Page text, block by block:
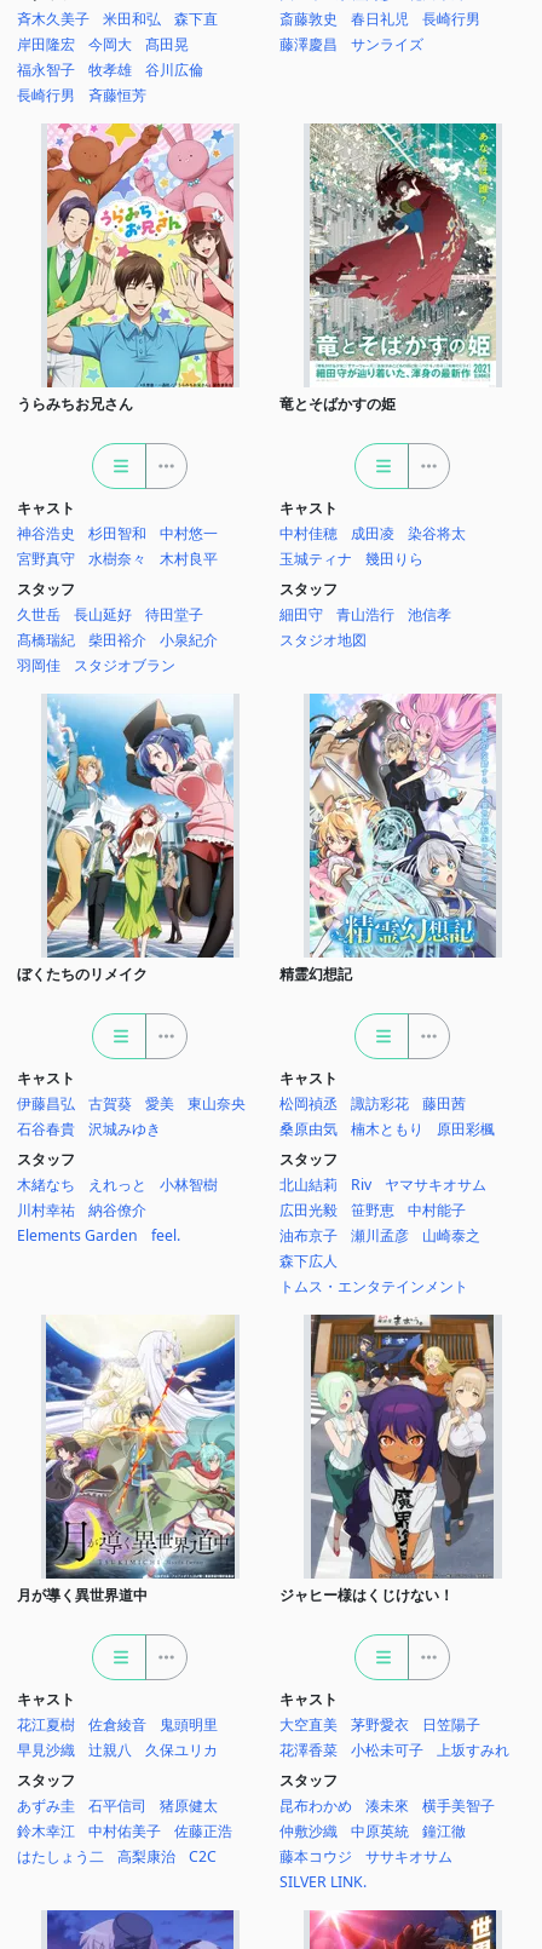
斉木久美子
米田和弘
森下直
岸田隆宏
今岡大
髙田晃
福永智子
牧孝雄
谷川広倫
長崎行男
斉藤恒芳
斎藤敦史
春日礼児
長崎行男
藤澤慶昌
サンライズ
うらみちお兄さん
キャスト
神谷浩史
杉田智和
中村悠一
宮野真守
水樹奈々
木村良平
スタッフ
久世岳
長山延好
待田堂子
髙橋瑞紀
柴田裕介
小泉紀介
羽岡佳
スタジオブラン
竜とそばかすの姫
キャスト
中村佳穂
成田凌
染谷将太
玉城ティナ
幾田りら
スタッフ
細田守
青山浩行
池信孝
スタジオ地図
ぼくたちのリメイク
キャスト
伊藤昌弘
古賀葵 愛美
東山奈央
石谷春貴
沢城みゆき
スタッフ
木緒なち
えれっと
小林智樹
川村幸祐
納谷僚介
Elements Garden
feel.
精霊幻想記
キャスト
松岡禎丞
諏訪彩花
藤田茜
桑原由気
楠木ともり
原田彩楓
スタッフ
北山結莉
Riv
ヤマサキオサム
広田光毅
笹野恵
中村能子
油布京子
瀬川孟彦
山崎泰之
森下広人
トムス・エンタテインメント
月が導く異世界道中
キャスト
花江夏樹
佐倉綾音
鬼頭明里
早見沙織
辻親八
久保ユリカ
スタッフ
あずみ圭
石平信司
猪原健太
鈴木幸江
中村佑美子
佐藤正浩
はたしょう二
高梨康治 C2C
ジャヒー様はくじけない！
キャスト
大空直美
茅野愛衣
日笠陽子
花澤香菜
小松未可子
上坂すみれ
スタッフ
昆布わかめ
湊未來
横手美智子
仲敷沙織
中原英統
鐘江徹
藤本コウジ
ササキオサム
SILVER LINK.